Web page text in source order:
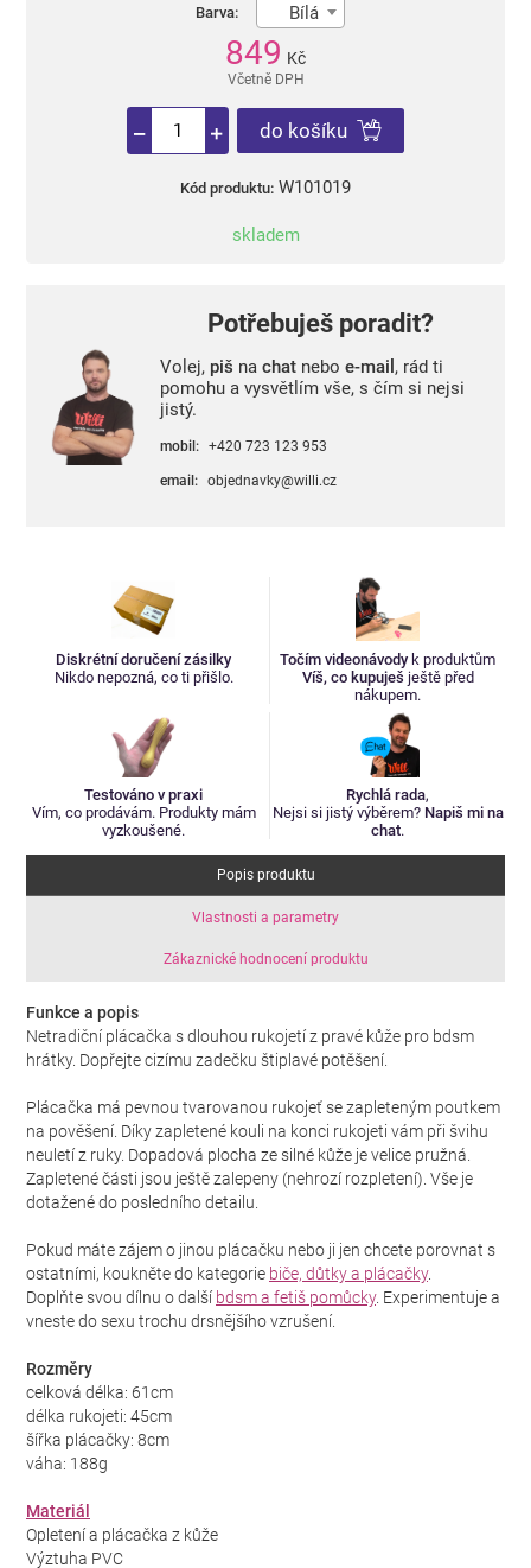
Barva: Bílá
849 Kč
Včetně DPH
do košíku
Kód produktu: W101019
skladem
Potřebuješ poradit?
Volej, piš na chatnebo e-mail , rád ti
pomohu a vysvětlím vše, s čím si nejsi
jistý.
mobil: +420 723 123 953
email: objednavky@willi.cz
Diskrétní doručení zásilky
Nikdo nepozná, co ti přišlo.
Točím videonávody k produktům
Víš, co kupuješ ještě před
nákupem.
Testováno v praxi
Vím, co prodávám. Produkty mám
vyzkoušené.
Rychlá rada,
Nejsi si jistý výběrem? Napiš mi na
chat.
Popis produktu
Vlastnosti a parametry
Zákaznické hodnocení produktu
Funkce a popis
Netradiční plácačka s dlouhou rukojetí z pravé kůže pro bdsm
hrátky. Dopřejte cizímu zadečku štiplavé potěšení.
Plácačka má pevnou tvarovanou rukojeť se zapleteným poutkem
na pověšení. Díky zapletené kouli na konci rukojeti vám při švihu
neuletí z ruky. Dopadová plocha ze silné kůže je velice pružná.
Zapletené části jsou ještě zalepeny (nehrozí rozpletení). Vše je
dotažené do posledního detailu.
Pokud máte zájem o jinou plácačku nebo ji jen chcete porovnat s
ostatními, koukněte do kategorie biče, důtky a plácačky.
Doplňte svou dílnu o další bdsm a fetiš pomůcky. Experimentuje a
vneste do sexu trochu drsnějšího vzrušení.
Rozměry
celková délka: 61cm
délka rukojeti: 45cm
šířka plácačky: 8cm
váha: 188g
Materiál
Opletení a plácačka z kůže
Výztuha PVC